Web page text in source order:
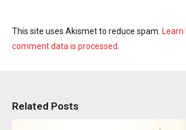
This site uses Akismet to reduce spam. Learn
comment data is processed
Related Posts